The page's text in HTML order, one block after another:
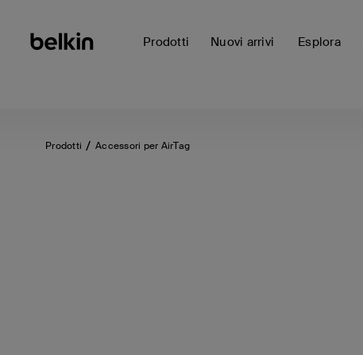
Prodotti Nuovi arrivi Esplora
Prodotti Accessori per AirTag